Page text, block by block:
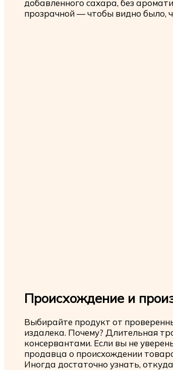
добавленного сахара, без
прозрачной — чтобы видно было,
Происхождение и
Выбирайте продукт от
издалека. Почему? Длительная
консервантами. Если вы не
продавца о происхождении
Иногда достаточно узнать,